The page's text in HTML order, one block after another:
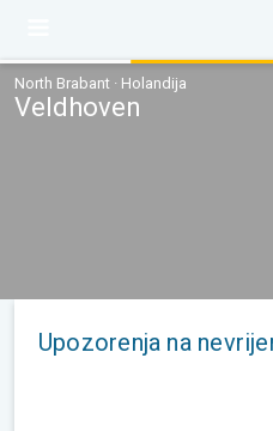
North Brabant · Holandija
Veldhoven
Upozorenja na